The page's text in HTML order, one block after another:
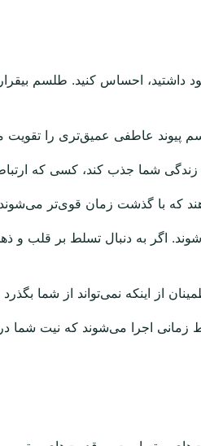
داشتید، احساس کنید. طلسم
پیوند عاطفی عمیق‌تری را
شما جذب کند، کسی که
که با گذشت زمان قوی‌تر
اگر به دنبال تسلط بر قلب و
از اینکه نمی‌تواند از شما
اجرا می‌شوند که نیت شما